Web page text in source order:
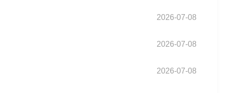
2026-07-08
2026-07-08
2026-07-08